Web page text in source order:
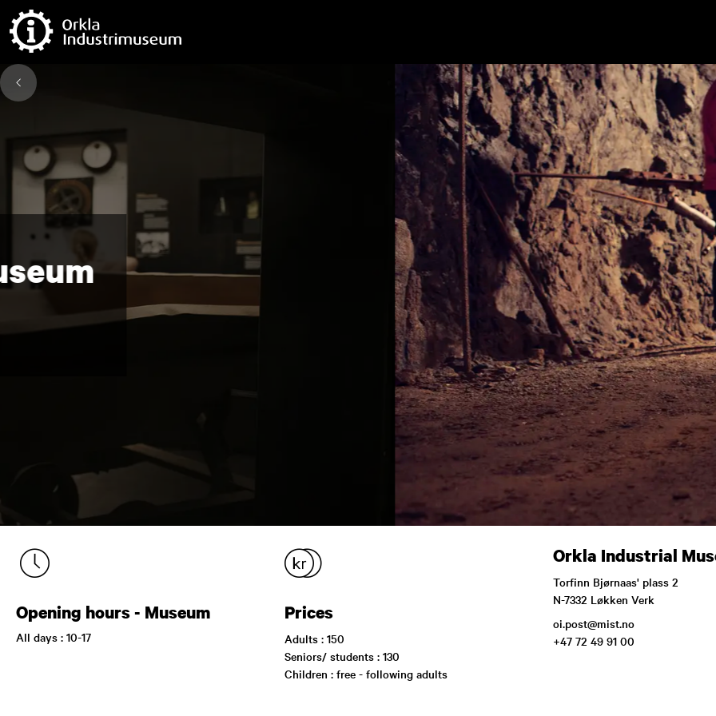
Visit Orkla Industrial Museum
Opening hours - Museum
All days : 10-17
Prices
Adults : 150
Seniors/ students : 130
Children : free - following adults
Orkla Industrial
Torfinn Bjørnaas' plass 2
N-7332 Løkken Verk
oi.post@mist.no
+47 72 49 91 00